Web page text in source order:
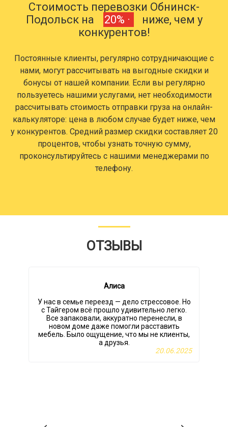
Стоимость перевозки Обнинск-
Подольск на
20% ·
ниже, чем у
конкурентов!
Постоянные клиенты, регулярно сотрудничающие с
нами, могут рассчитывать на выгодные скидки и
бонусы от нашей компании. Если вы регулярно
пользуетесь нашими услугами, нет необходимости
рассчитывать стоимость отправки груза на онлайн-
калькуляторе: цена в любом случае будет ниже, чем
у конкурентов. Средний размер скидки составляет 20
процентов, чтобы узнать точную сумму,
проконсультируйтесь с нашими менеджерами по
телефону.
ОТЗЫВЫ
Алиса
У нас в семье переезд — дело стрессовое. Но
с Тайгером всё прошло удивительно легко.
Все запаковали, аккуратно перенесли, в
новом доме даже помогли расставить
мебель. Было ощущение, что мы не клиенты,
а друзья.
20.06.2025